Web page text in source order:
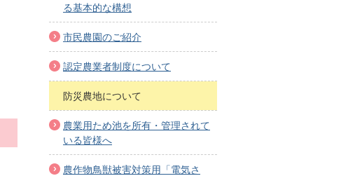
る基本的な構想
市民農園のご紹介
認定農業者制度について
防災農地について
農業用ため池を所有・管理されて
いる皆様へ
農作物鳥獣被害対策用「電気さ